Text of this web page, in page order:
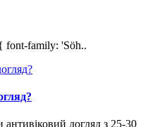
{ font-family: 'Söh..
антивіковий догляд з 25-30